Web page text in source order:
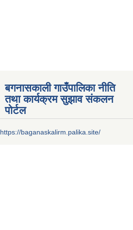
बगनासकाली गाउँपालिका नीति
तथा कार्यक्रम सुझाव संकलन
पोर्टल
https://baganaskalirm.palika.site/